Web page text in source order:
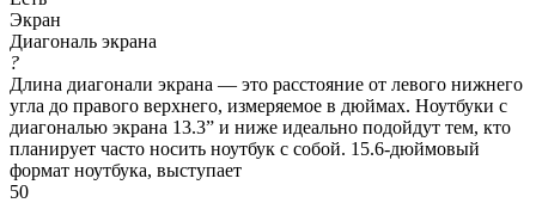
Экран
Диагональ экрана
?
Длина диагонали экрана — это расстояние от левого нижнего
угла до правого верхнего, измеряемое в дюймах. Ноутбуки с
диагональю экрана 13.3” и ниже идеально подойдут тем, кто
планирует часто носить ноутбук с собой. 15.6-дюймовый
формат ноутбука, выступает
50